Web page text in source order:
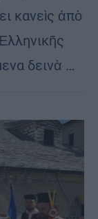
κανεὶς ἀπὸ
δεινὰ …